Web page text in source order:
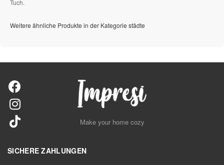
Tuch.
Weitere ähnliche Produkte in der Kategorie städte
Make your home cozy
SICHERE ZAHLUNGEN